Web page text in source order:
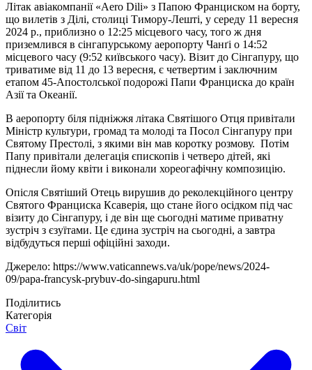
Літак авіакомпанії «Aero Dili» з Папою Франциском на борту,
що вилетів з Ділі, столиці Тимору-Лешті, у середу 11 вересня
2024 р., приблизно о 12:25 місцевого часу, того ж дня
приземлився в сінгапурському аеропорту Чанґі о 14:52
місцевого часу (9:52 київського часу). Візит до Сінгапуру, що
триватиме від 11 до 13 вересня, є четвертим і заключним
етапом 45-Апостолської подорожі Папи Франциска до країн
Азії та Океанії.
В аеропорту біля підніжжя літака Святішого Отця привітали
Міністр культури, громад та молоді та Посол Сінгапуру при
Святому Престолі, з якими він мав коротку розмову. Потім
Папу привітали делегація єпископів і четверо дітей, які
піднесли йому квіти і виконали хореогафічну композицію.
Опісля Святіший Отець вирушив до реколекційного центру
Святого Франциска Ксаверія, що стане його осідком під час
візиту до Сінгапуру, і де він ще сьогодні матиме приватну
зустріч з єзуїтами. Це єдина зустріч на сьогодні, а завтра
відбудуться перші офіційні заходи.
Джерело: https://www.vaticannews.va/uk/pope/news/2024-
09/papa-francysk-prybuv-do-singapuru.html
Поділитись
Категорія
Світ